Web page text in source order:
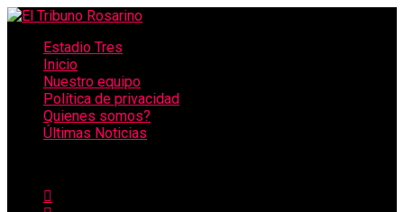
Estadio Tres
Inicio
Nuestro equipo
Política de privacidad
Quienes somos?
Últimas Noticias